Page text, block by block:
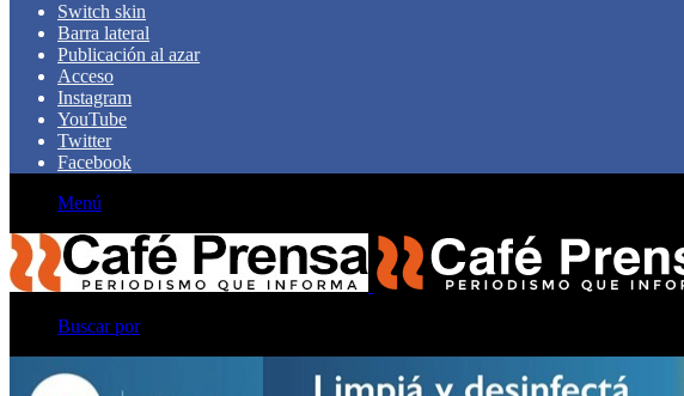
Switch skin
Barra lateral
Publicación al azar
Acceso
Instagram
YouTube
Twitter
Facebook
Menú
Buscar por